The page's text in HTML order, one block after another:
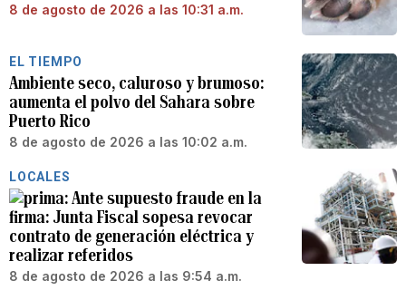
8 de agosto de 2026 a las 10:31 a.m.
EL TIEMPO
Ambiente seco, caluroso y brumoso:
aumenta el polvo del Sahara sobre
Puerto Rico
8 de agosto de 2026 a las 10:02 a.m.
LOCALES
Ante supuesto fraude en la
firma: Junta Fiscal sopesa revocar
contrato de generación eléctrica y
realizar referidos
8 de agosto de 2026 a las 9:54 a.m.